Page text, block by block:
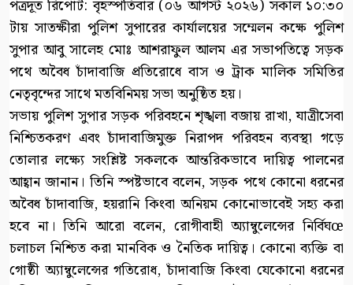
পত্রদূত রিপোর্ট: বৃহস্পতিবার (০৬ আগস্ট ২০২৬) সকাল ১০:৩০
টায় সাতক্ষীরা পুলিশ সুপারের কার্যালয়ের সম্মেলন কক্ষে পুলিশ
সুপার আবু সালেহ মোঃ আশরাফুল আলম এর সভাপতিত্বে সড়ক
পথে অবৈধ চাঁদাবাজি প্রতিরোধে বাস ও ট্রাক মালিক সমিতির
নেতৃবৃন্দের সাথে মতবিনিময় সভা অনুষ্ঠিত হয়।
সভায় পুলিশ সুপার সড়ক পরিবহনে শৃঙ্খলা বজায় রাখা, যাত্রীসেবা
নিশ্চিতকরণ এবং চাঁদাবাজিমুক্ত নিরাপদ পরিবহন ব্যবস্থা গড়ে
তোলার লক্ষ্যে সংশ্লিষ্ট সকলকে আন্তরিকভাবে দায়িত্ব পালনের
আহ্বান জানান। তিনি স্পষ্টভাবে বলেন, সড়ক পথে কোনো ধরনের
অবৈধ চাঁদাবাজি, হয়রানি কিংবা অনিয়ম কোনোভাবেই সহ্য করা
হবে না। তিনি আরো বলেন, রোগীবাহী অ্যাম্বুলেন্সের নির্বিঘœ
চলাচল নিশ্চিত করা মানবিক ও নৈতিক দায়িত্ব। কোনো ব্যক্তি বা
গোষ্ঠী অ্যাম্বুলেন্সের গতিরোধ, চাঁদাবাজি কিংবা যেকোনো ধরনের